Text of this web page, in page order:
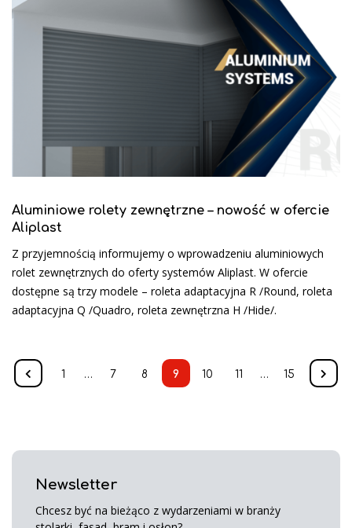
Aluminiowe rolety zewnętrzne – nowość w ofercie
Aliplast
Z przyjemnością informujemy o wprowadzeniu aluminiowych
rolet zewnętrznych do oferty systemów Aliplast. W ofercie
dostępne są trzy modele – roleta adaptacyjna R /Round, roleta
adaptacyjna Q /Quadro, roleta zewnętrzna H /Hide/.
1 … 7 8 9 10 11 … 15
Newsletter
Chcesz być na bieżąco z wydarzeniami w branży